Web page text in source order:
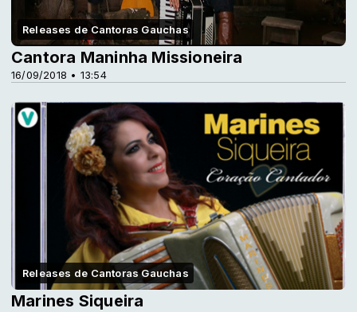
Releases de Cantoras Gauchas
16/09/2018 • 13:54
Cantora Maninha Missioneira
Releases de Cantoras Gauchas
Marines Siqueira